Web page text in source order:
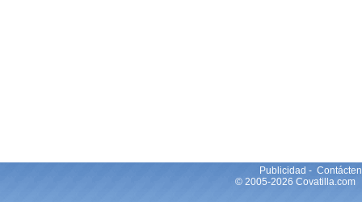
Publicidad -
© 2005-2026Covatilla.com